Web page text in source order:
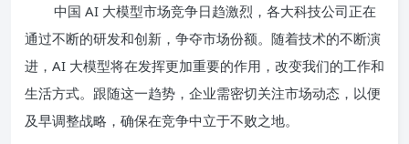
中国 AI 大模型市场竞争日趋激烈，各大科技公司正在
通过不断的研发和创新，争夺市场份额。随着技术的不断演
进，AI 大模型将在发挥更加重要的作用，改变我们的工作和
生活方式。跟随这一趋势，企业需密切关注市场动态，以便
及早调整战略，确保在竞争中立于不败之地。